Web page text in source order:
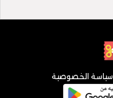
سياسة الخصوصية